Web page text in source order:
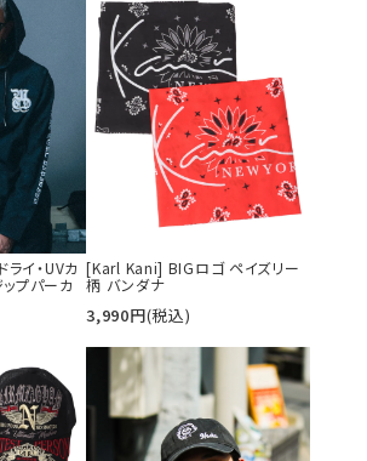
円 ～
L
XXXL
30inc
32inc
36inc
38inc
KIDS
イ・UVカ
プパーカ
[Karl Kani] BIGロゴ ペイズリー
柄 バンダナ
3,990円(税込)